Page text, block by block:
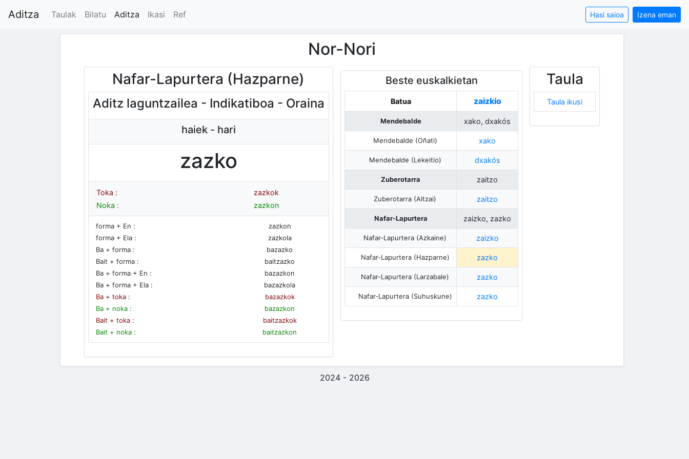
Aditza Taulak Bilatu Aditza Ikasi Ref Hasi saioa Izena eman
Nor-Nori
Nafar-Lapurtera (Hazparne)
Aditz laguntzailea - Indikatiboa - Oraina
haiek - hari
zazko
Toka :
zazkok
Noka :
zazkon
forma + En :
zazkon
forma + Ela :
zazkola
Ba + forma :
bazazko
Bait + forma :
baitzazko
Ba + forma + En :
bazazkon
Ba + forma + Ela :
bazazkola
Ba + toka :
bazazkok
Ba + noka :
bazazkon
Bait + toka :
baitzazkok
Bait + noka :
baitzazkon
Beste euskalkietan
Batua zaizkio
Mendebalde xako, dxakós
Mendebalde (Oñati) xako
Mendebalde (Lekeitio) dxakós
Zuberotarra zaitzo
Zuberotarra (Altzai) zaitzo
Nafar-Lapurtera zaizko, zazko
Nafar-Lapurtera (Azkaine) zaizko
Nafar-Lapurtera (Hazparne) zazko
Nafar-Lapurtera (Larzabale) zazko
Nafar-Lapurtera (Suhuskune) zazko
Taula
Taula ikusi
2024 - 2026